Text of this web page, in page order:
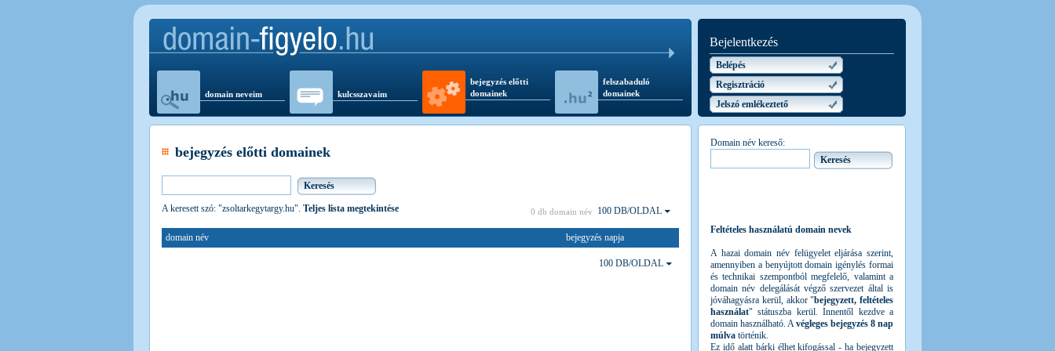
domain neveim kulcsszavaim
bejegyzés előtti
domainek
felszabaduló
domainek
Bejelentkezés
Belépés
Regisztráció
Jelszó emlékeztető
bejegyzés előtti domainek
A keresett szó: "zsoltarkegytargy.hu". Teljes lista megtekintése 0 db domain név 100 DB/OLDAL
domain név bejegyzés napja
100 DB/OLDAL
Domain név kereső:
Feltételes használatú domain nevek
A hazai domain név felügyelet eljárása szerint,
amennyiben a benyújtott domain igénylés formai
és technikai szempontból megfelelő, valamint a
domain név delegálását végző szervezet által is
jóváhagyásra kerül, akkor "bejegyzett, feltételes
használat" státuszba kerül. Innentől kezdve a
domain használható. Avégleges bejegyzés 8 nap
múlva történik.
Ez idő alatt bárki élhet kifogással - ha bejegyzett